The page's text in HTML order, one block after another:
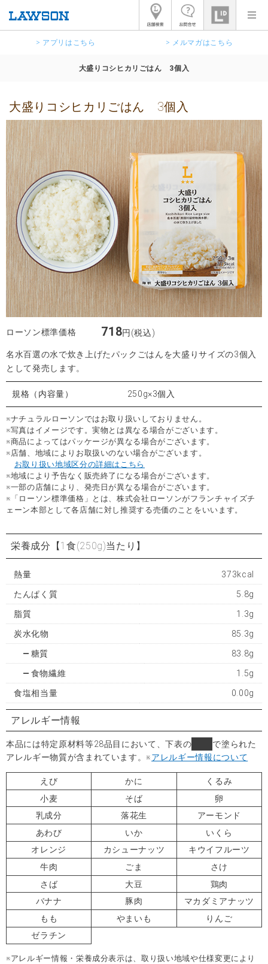
> アプリはこちら > メルマガはこちら
大盛りコシヒカリごはん 3個入
大盛りコシヒカリごはん 3個入
ローソン標準価格 718円(税込)
名水百選の水で炊き上げたパックごはんを大盛りサイズの3個入
として発売します。
規格（内容量） 250g×3個入
※ナチュラルローソンではお取り扱いしておりません。
※写真はイメージです。実物とは異なる場合がございます。
※商品によってはパッケージが異なる場合がございます。
※店舗、地域によりお取扱いのない場合がございます。
お取り扱い地域区分の詳細はこちら
※地域により予告なく販売終了になる場合がございます。
※一部の店舗により、発売日が異なる場合がございます。
※「ローソン標準価格」とは、株式会社ローソンがフランチャイズチ
ェーン本部として各店舗に対し推奨する売価のことをいいます。
栄養成分 【1食(250g)当たり】
熱量 373kcal
たんぱく質 5.8g
脂質 1.3g
炭水化物 85.3g
糖質 83.8g
食物繊維 1.5g
食塩相当量 0.00g
アレルギー情報
本品には特定原材料等28品目において、下表の
で塗られた
アレルギー物質が含まれています。※アレルギー情報について
えび かに
くるみ
小麦
そば
卵
乳成分
落花生
アーモンド
あわび
いか
いくら
オレンジ
カシューナッツ
キウイフルーツ
牛肉
ごま
さけ
さば
大豆
鶏肉
バナナ
豚肉
マカダミアナッツ
もも
やまいも
りんご
ゼラチン
※アレルギー情報・栄養成分表示は、取り扱い地域や仕様変更により